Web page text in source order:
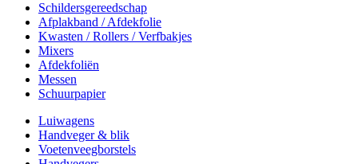
Schildersgereedschap
Afplakband / Afdekfolie
Kwasten / Rollers / Verfbakjes
Mixers
Afdekfoliën
Messen
Schuurpapier
Luiwagens
Handveger & blik
Voetenveegborstels